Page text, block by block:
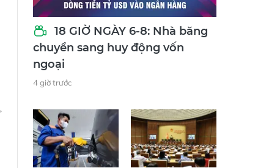
18 GIỜ NGÀY 6-8: Nhà băng
chuyển sang huy động vốn
ngoại
4 giờ trước